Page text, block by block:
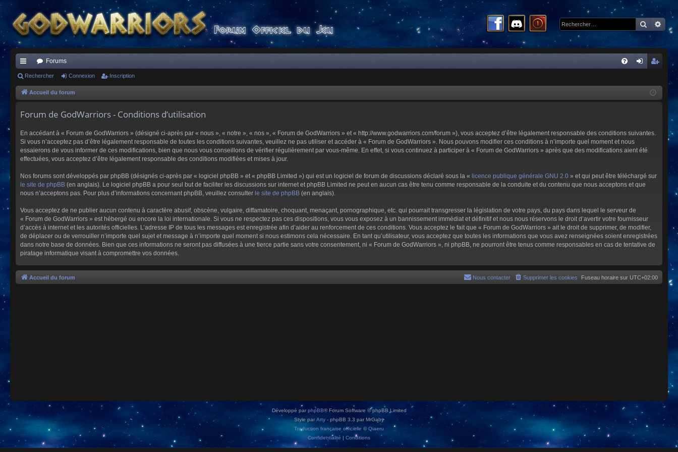
ac
co
s
Forums
cri
Rechercher Connexion Inscription
Accueil du forum
Forum de GodWarriors - Conditions d’utilisation
En accédant à « Forum de GodWarriors » (désigné ci-après par « nous », « notre », « nos », « Forum de GodWarriors » et « http://www.godwarriors.com/forum »), vous acceptez d’être légalement responsable des conditions suivantes.
Si vous n’acceptez pas d’être légalement responsable de toutes les conditions suivantes, veuillez ne pas utiliser et accéder à « Forum de GodWarriors ». Nous pouvons modifier ces conditions à n’importe quel moment et nous
essaierons de vous informer de ces modifications, bien que nous vous conseillons de vérifier régulièrement par vous-même. En effet, si vous continuez à participer à « Forum de GodWarriors » après que des modifications aient été
effectuées, vous acceptez d’être légalement responsable des conditions modifiées et mises à jour.
Nos forums sont développés par phpBB (désignés ci-après par « logiciel phpBB » et « phpBB Limited ») qui est un logiciel de forum de discussions déclaré sous la « licence publique générale GNU 2.0 » et qui peut être téléchargé sur
le site de phpBB (en anglais). Le logiciel phpBB a pour seul but de faciliter les discussions sur internet et phpBB Limited ne peut en aucun cas être tenu comme responsable de la conduite et du contenu que nous acceptons et que
nous n’acceptons pas. Pour plus d’informations concernant phpBB, veuillez consulter le site de phpBB (en anglais).
Vous acceptez de ne publier aucun contenu à caractère abusif, obscène, vulgaire, diffamatoire, choquant, menaçant, pornographique, etc. qui pourrait transgresser la législation de votre pays, du pays dans lequel le serveur de
« Forum de GodWarriors » est hébergé ou encore la loi internationale. Si vous ne respectez pas ces dispositions, vous vous exposez à un bannissement immédiat et définitif et nous nous réservons le droit d’avertir votre fournisseur
d’accès à internet et les autorités officielles. L’adresse IP de tous les messages est enregistrée afin d’aider au renforcement de ces conditions. Vous acceptez le fait que « Forum de GodWarriors » ait le droit de supprimer, de modifier,
de déplacer ou de verrouiller n’importe quel sujet et message à n’importe quel moment si nous estimons cela nécessaire. En tant qu’utilisateur, vous acceptez que toutes les informations que vous avez renseignées soient enregistrées
dans notre base de données. Bien que ces informations ne seront pas diffusées à une tierce partie sans votre consentement, ni « Forum de GodWarriors », ni phpBB, ne pourront être tenus comme responsables en cas de tentative de
piratage informatique visant à compromettre vos données.
Accueil du forum Fuseau horaire sur UTC+02:00
Supprimer les cookies
Nous contacter
Développé parphpBB® Forum Software © phpBB Limited
Style par Arty - phpBB 3.3 par MrGaby
Traduction française officielle ©Qiaeru
Confidentialité | Conditions